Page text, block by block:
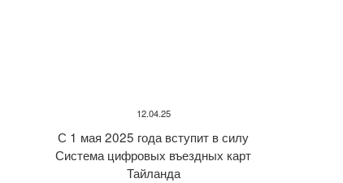
12.04.25
С 1 мая 2025 года вступит в силу
Система цифровых въездных карт
Тайланда